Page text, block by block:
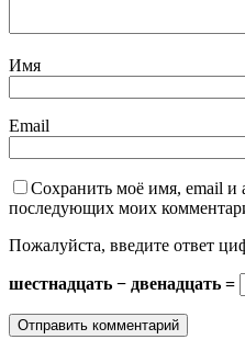
Имя
Email
Сохранить моё имя, email и
последующих моих
Пожалуйста, введите ответ
шестнадцать − двенадцать =